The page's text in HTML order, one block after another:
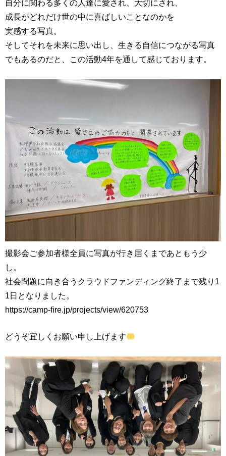
自分に関わる多くの人達に愛され、大切にされ、
成長がどれだけ世の中に喜ばしいことなのかを
実感する写真。
そしてそれを未来に思い出し、生きる自信につながる写真
でもあるのだと、この活動4年を通して感じております。
撮影会ご参加者様全員に写真が行き届くまであともう少
し。
社会問題に向き合うクラウドファンディング終了まで残り1
1日となりました。
https://camp-fire.jp/projects/view/620753
どうぞ宜しくお願い申し上げます